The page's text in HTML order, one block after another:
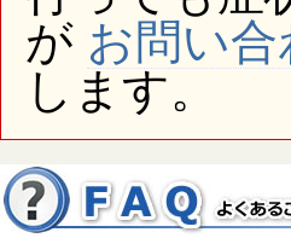
が お問い合
します。